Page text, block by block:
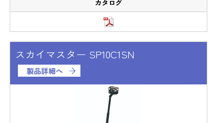
スカイマスター SP10C1SN
製品詳細へ